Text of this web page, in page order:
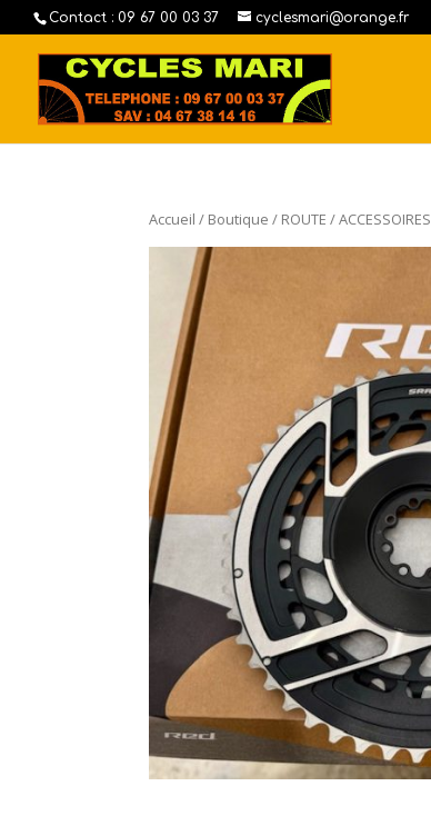
Contact : 09 67 00 03 37 cyclesmari@orange.fr
Accueil / Boutique / ROUTE /ACCESSOIRES